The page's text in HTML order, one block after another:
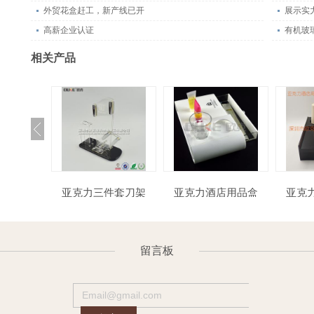
外贸花盒赶工，新产线已开
展示实
高薪企业认证
有机玻
相关产品
亚克力三件套刀架 亚克力酒店用品盒 亚
留言板